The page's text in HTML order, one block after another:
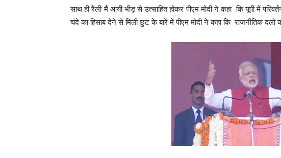
साथ ही रैली मैं आयी भीड़ से उत्साहित होकर पीएम मोदी ने कहा कि यूपी में
चंदे का हिसाब देने से मिली छुट के बारें में पीएम मोदी ने कहा कि राजनीतिक दलों